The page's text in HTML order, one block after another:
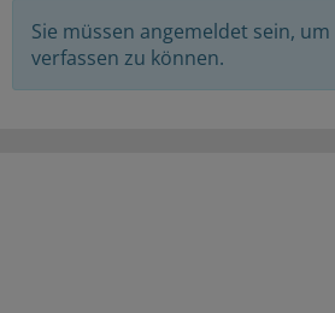
Sie müssen angemeldet sein,
verfassen zu können.